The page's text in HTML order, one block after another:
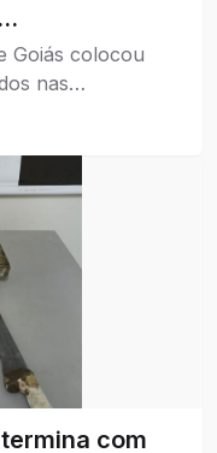
Goiás colocou
nas
de saúde.
com